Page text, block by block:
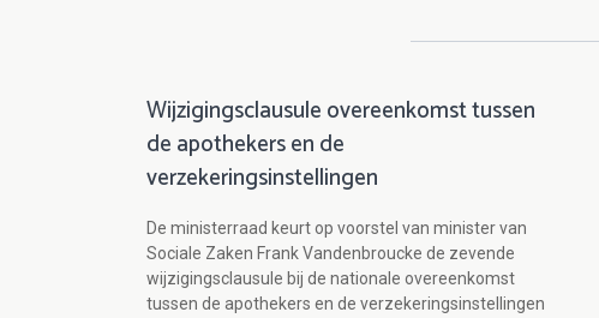
Wijzigingsclausule overeenkomst tussen
de apothekers en de
verzekeringsinstellingen
De ministerraad keurt op voorstel van minister van
Sociale Zaken Frank Vandenbroucke de zevende
wijzigingsclausule bij de nationale overeenkomst
tussen de apothekers en de verzekeringsinstellingen